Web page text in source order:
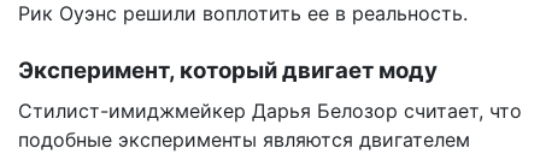
Рик Оуэнс решили воплотить ее в реальность.
Эксперимент, который двигает моду
Стилист-имиджмейкер Дарья Белозор считает, что
подобные эксперименты являются двигателем